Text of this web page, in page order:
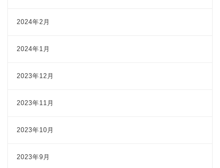
2024年2月
2024年1月
2023年12月
2023年11月
2023年10月
2023年9月